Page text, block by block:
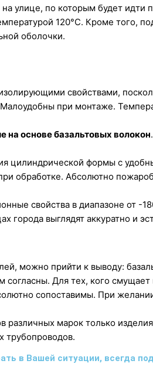
улице, по которым будет идти
120°C. Кроме
оболочки.
свойствами,
при монтаже.
основе базальтовых волокон.
цилиндрической формы с
обработке. Абсолютно
свойства в диапазоне от
города выглядят аккуратно и
можно прийти к выводу:
Для тех, кого
сопоставимы. При
различных марок только
трубопроводов.
в Вашей ситуации, всегда